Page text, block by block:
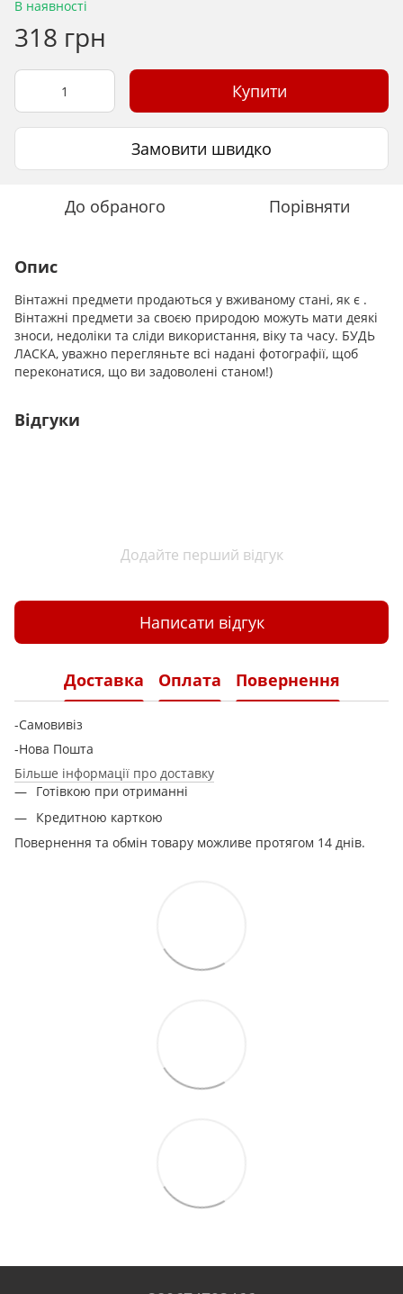
В наявності
318 грн
Купити
Замовити швидко
До обраного Порівняти
Опис
Вінтажні предмети продаються у вживаному стані, як є .
Вінтажні предмети за своєю природою можуть мати деякі
зноси, недоліки та сліди використання, віку та часу. БУДЬ
ЛАСКА, уважно перегляньте всі надані фотографії, щоб
переконатися, що ви задоволені станом!)
Відгуки
Додайте перший відгук
Написати відгук
Доставка Оплата Повернення
-Самовивіз
-Нова Пошта
Більше інформації про доставку
Готівкою при отриманні
Кредитною карткою
Повернення та обмін товару можливе протягом 14 днів.